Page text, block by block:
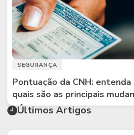
SEGURANÇA
Pontuação da CNH:
quais são as principais
Últimos Artigos